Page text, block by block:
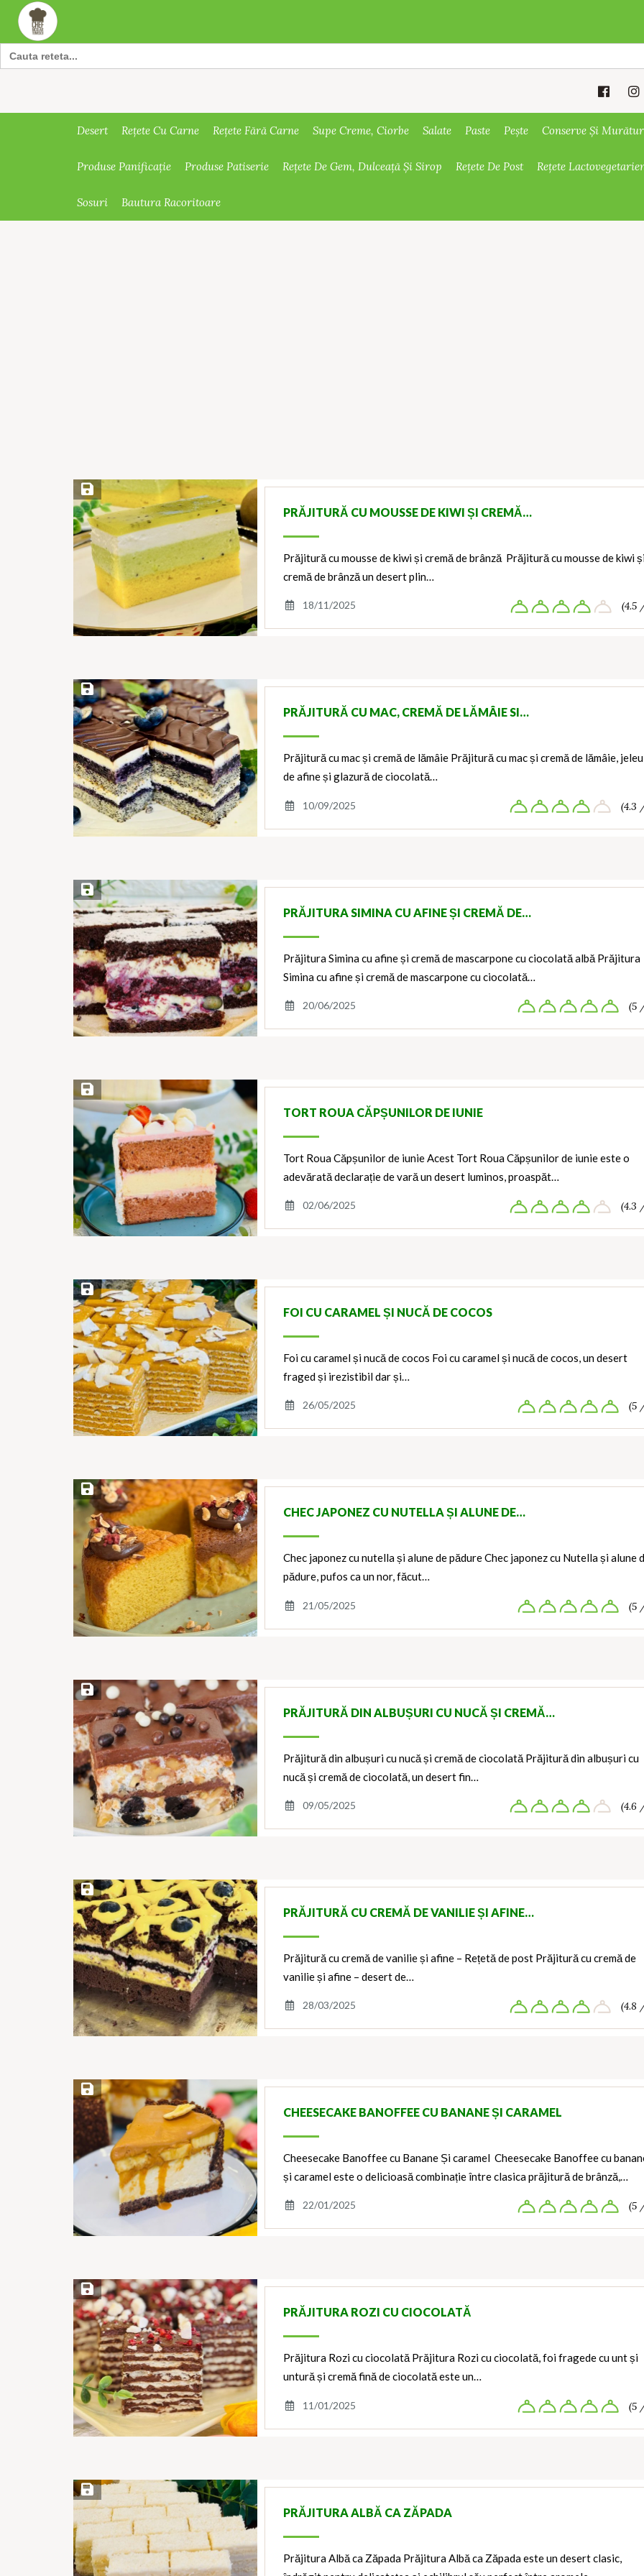
Search
for:
Desert Rețete Cu Carne Rețete Fără Carne Supe Creme, Ciorbe Salate Paste Pește Conserve Și
Produse Panificație Produse Patiserie Rețete De Gem, Dulceață Și Sirop Rețete De Post Rețete
Sosuri Bautura Racoritoare
Save Recipe
PRĂJITURĂ CU MOUSSE DE KIWI ȘI CREMĂ…
Prăjitură cu mousse de kiwi și cremă de brânză Prăjitură cu mousse de kiwi
cremă de brânză un desert plin…
18/11/2025 (4.5
Save Recipe
PRĂJITURĂ CU MAC, CREMĂ DE LĂMÂIE SI…
Prăjitură cu mac și cremă de lămâie Prăjitură cu mac și cremă de lămâie, jeleu
de afine și glazură de ciocolată…
10/09/2025 (4.3
Save Recipe
PRĂJITURA SIMINA CU AFINE ȘI CREMĂ DE…
Prăjitura Simina cu afine și cremă de mascarpone cu ciocolată albă Prăjitura
Simina cu afine și cremă de mascarpone cu ciocolată…
20/06/2025 (5
Save Recipe
TORT ROUA CĂPȘUNILOR DE IUNIE
Tort Roua Căpșunilor de iunie Acest Tort Roua Căpșunilor de iunie este o
adevărată declarație de vară un desert luminos, proaspăt…
02/06/2025 (4.3
Save Recipe
FOI CU CARAMEL ȘI NUCĂ DE COCOS
Foi cu caramel și nucă de cocos Foi cu caramel și nucă de cocos, un desert
fraged și irezistibil dar și…
26/05/2025 (5
Save Recipe
CHEC JAPONEZ CU NUTELLA ȘI ALUNE DE…
Chec japonez cu nutella și alune de pădure Chec japonez cu Nutella și alune
pădure, pufos ca un nor, făcut…
21/05/2025 (5
Save Recipe
PRĂJITURĂ DIN ALBUȘURI CU NUCĂ ȘI CREMĂ…
Prăjitură din albușuri cu nucă și cremă de ciocolată Prăjitură din albușuri cu
nucă și cremă de ciocolată, un desert fin…
09/05/2025 (4.6
Save Recipe
PRĂJITURĂ CU CREMĂ DE VANILIE ȘI AFINE…
Prăjitură cu cremă de vanilie și afine – Rețetă de post Prăjitură cu cremă de
vanilie și afine – desert de…
28/03/2025 (4.8
Save Recipe
CHEESECAKE BANOFFEE CU BANANE ȘI CARAMEL
Cheesecake Banoffee cu Banane Și caramel Cheesecake Banoffee cu
și caramel este o delicioasă combinație între clasica prăjitură de brânză,…
22/01/2025 (5
Save Recipe
PRĂJITURA ROZI CU CIOCOLATĂ
Prăjitura Rozi cu ciocolată Prăjitura Rozi cu ciocolată, foi fragede cu unt și
untură și cremă fină de ciocolată este un…
11/01/2025 (5
Save Recipe
PRĂJITURA ALBĂ CA ZĂPADA
Prăjitura Albă ca Zăpada Prăjitura Albă ca Zăpada este un desert clasic,